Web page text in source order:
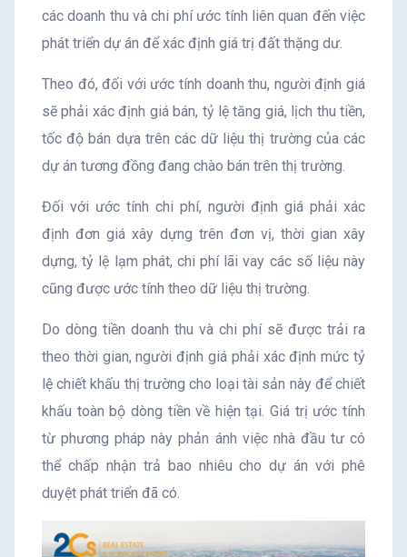
các doanh thu và chi phí ước tính liên quan đến việc
phát triển dự án để xác định giá trị đất thặng dư.
Theo đó, đối với ước tính doanh thu, người định giá
sẽ phải xác định giá bán, tỷ lệ tăng giá, lịch thu tiền,
tốc độ bán dựa trên các dữ liệu thị trường của các
dự án tương đồng đang chào bán trên thị trường.
Đối với ước tính chi phí, người định giá phải xác
định đơn giá xây dựng trên đơn vị, thời gian xây
dựng, tỷ lệ lạm phát, chi phí lãi vay các số liệu này
cũng được ước tính theo dữ liệu thị trường.
Do dòng tiền doanh thu và chi phí sẽ được trải ra
theo thời gian, người định giá phải xác định mức tỷ
lệ chiết khấu thị trường cho loại tài sản này để chiết
khấu toàn bộ dòng tiền về hiện tại. Giá trị ước tính
từ phương pháp này phản ánh việc nhà đầu tư có
thể chấp nhận trả bao nhiêu cho dự án với phê
duyệt phát triển đã có.